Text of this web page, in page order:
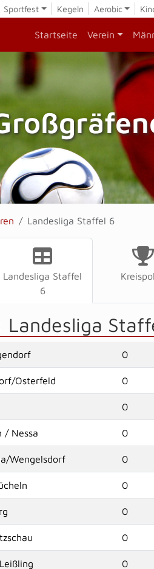
Sportfest Kegeln Aerobic
Startseite Verein
Landesliga Staffel 6
Landesliga Staffel
6
Landesliga
0
Osterfeld 0
0
/ Nessa 0
Wengelsdorf 0
0
0
0
0